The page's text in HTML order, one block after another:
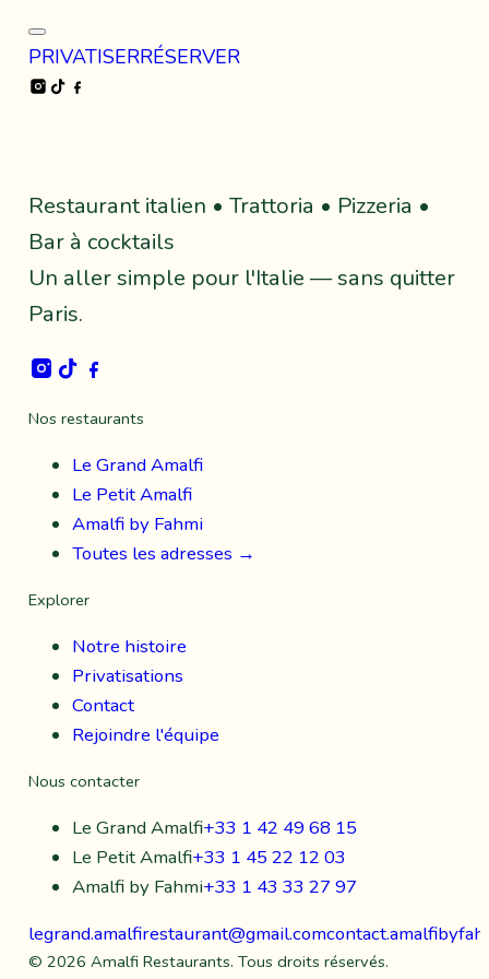
PRIVATISERRÉSERVER
Instagram
TikTok
Facebook
Restaurant italien • Trattoria • Pizzeria •
Bar à cocktails
Un aller simple pour l'Italie — sans quitter
Paris.
Instagram
TikTokFacebook
Nos restaurants
Le Grand Amalfi
Le Petit Amalfi
Amalfi by Fahmi
Toutes les adresses →
Explorer
Notre histoire
Privatisations
Contact
Rejoindre l'équipe
Nous contacter
Le Grand Amalfi+33 1 42 49 68 15
Le Petit Amalfi+33 1 45 22 12 03
Amalfi by Fahmi+33 1 43 33 27 97
legrand.amalfirestaurant@gmail.com
© 2026 Amalfi Restaurants. Tous droits réservés.